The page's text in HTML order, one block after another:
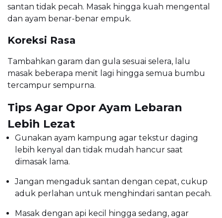
santan tidak pecah. Masak hingga kuah mengental
dan ayam benar-benar empuk.
Koreksi Rasa
Tambahkan garam dan gula sesuai selera, lalu
masak beberapa menit lagi hingga semua bumbu
tercampur sempurna.
Tips Agar Opor Ayam Lebaran
Lebih Lezat
Gunakan ayam kampung agar tekstur daging
lebih kenyal dan tidak mudah hancur saat
dimasak lama.
Jangan mengaduk santan dengan cepat, cukup
aduk perlahan untuk menghindari santan pecah.
Masak dengan api kecil hingga sedang, agar